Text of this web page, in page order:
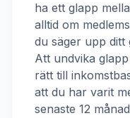
ha ett glapp
alltid om
du säger upp ditt
Att undvika
rätt till
att du har varit
senaste 12